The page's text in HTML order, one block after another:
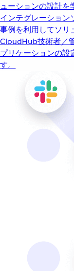
ューションの設計を
インテグレーション
事例を利用してソリ
CloudHub技術者／
プリケーションの設
す。